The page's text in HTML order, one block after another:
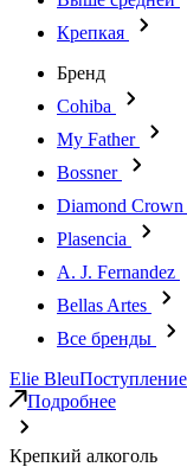
Крепкая
Бренд
Cohiba
My Father
Bossner
Diamond Crown
Plasencia
A. J. Fernandez
Bellas Artes
Все бренды
Elie Bleu
Подробнее
Крепкий алкоголь